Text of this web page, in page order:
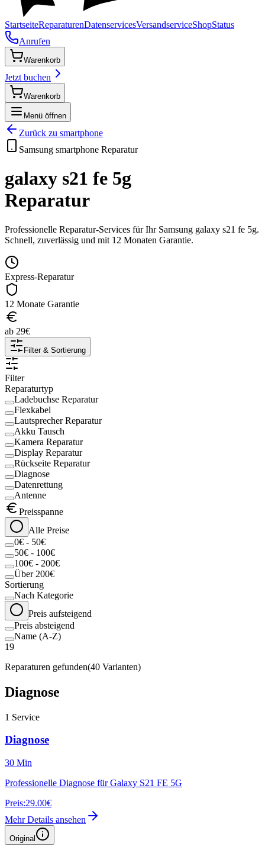
StartseiteReparaturenDatenservicesVersandserviceShopStatus
Anrufen
Warenkorb
Jetzt buchen
Warenkorb
Menü öffnen
Zurück zu smartphone
Samsung smartphone Reparatur
galaxy s21 fe 5g
Reparatur
Professionelle Reparatur-Services für Ihr Samsung galaxy s21 fe 5g.
Schnell, zuverlässig und mit 12 Monaten Garantie.
Express-Reparatur
12 Monate Garantie
ab 29€
Filter & Sortierung
Filter
Reparaturtyp
Ladebuchse Reparatur
Flexkabel
Lautsprecher Reparatur
Akku Tausch
Kamera Reparatur
Display Reparatur
Rückseite Reparatur
Diagnose
Datenrettung
Antenne
Preisspanne
Alle Preise
0€ - 50€
50€ - 100€
100€ - 200€
Über 200€
Sortierung
Nach Kategorie
Preis aufsteigend
Preis absteigend
Name (A-Z)
19
Reparaturen gefunden(40 Varianten)
Diagnose
1 Service
Diagnose
30 Min
Professionelle Diagnose für Galaxy S21 FE 5G
Preis:29.00€
Mehr Details ansehen
Original